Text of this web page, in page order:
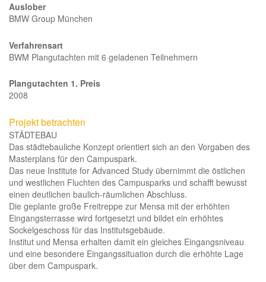
Auslober
BMW Group München
Verfahrensart
BWM Plangutachten mit 6 geladenen Teilnehmern
Plangutachten 1. Preis
2008
Projekt betrachten
STÄDTEBAU
Das städtebauliche Konzept orientiert sich an den Vorgaben des
Masterplans für den Campuspark.
Das neue Institute for Advanced Study übernimmt die östlichen
und westlichen Fluchten des Campusparks und schafft bewusst
einen deutlichen baulich-räumlichen Abschluss.
Die geplante große Freitreppe zur Mensa mit der erhöhten
Eingangsterrasse wird fortgesetzt und bildet ein erhöhtes
Sockelgeschoss für das Institutsgebäude.
Institut und Mensa erhalten damit ein gleiches Eingangsniveau
und eine besondere Eingangssituation durch die erhöhte Lage
über dem Campuspark.